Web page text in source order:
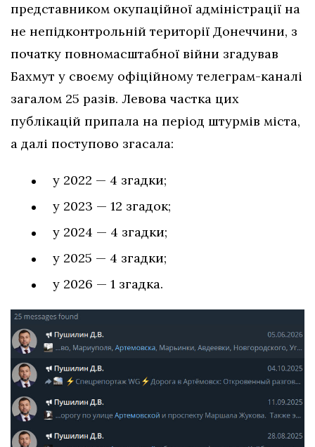
представником окупаційної адміністрації на
не непідконтрольній території Донеччини, з
початку повномасштабної війни згадував
Бахмут у своєму офіційному телеграм-каналі
загалом 25 разів. Левова частка цих
публікацій припала на період штурмів міста,
а далі поступово згасала:
у 2022 — 4 згадки;
у 2023 — 12 згадок;
у 2024 — 4 згадки;
у 2025 — 4 згадки;
у 2026 — 1 згадка.